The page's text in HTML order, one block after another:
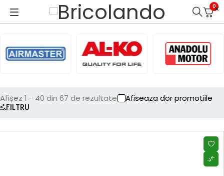
0
FILTRU
Afișez 1 - 40 din 67 de rezultate Afiseaza dor promotiile